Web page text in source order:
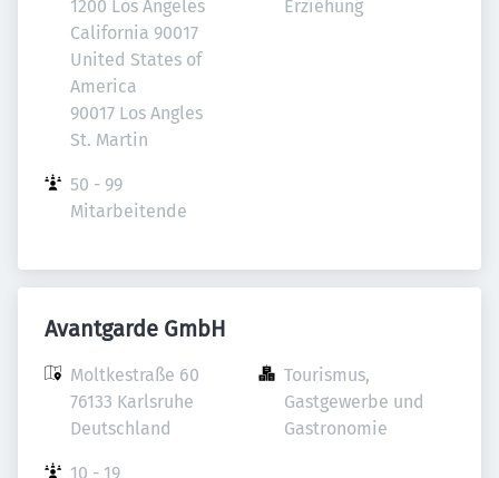
1200 Los Angeles
California 90017
United States of
America
90017 Los Angles
St. Martin
Erziehung
50 - 99
Mitarbeitende
Avantgarde GmbH
Moltkestraße 60
76133 Karlsruhe
Deutschland
Tourismus,
Gastgewerbe und
Gastronomie
10 - 19